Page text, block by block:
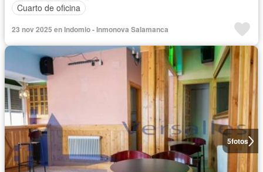
Cuarto de oficina
23 nov 2025 en Indomio - Inmonova Salamanca
5fotos